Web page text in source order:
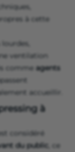
à cette
ventilation
comme agents
accueillir.
à
considéré
du public , ce